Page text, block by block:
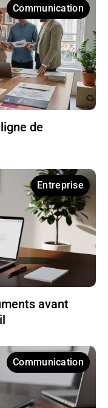
Communication
de
Entreprise
avant
Communication